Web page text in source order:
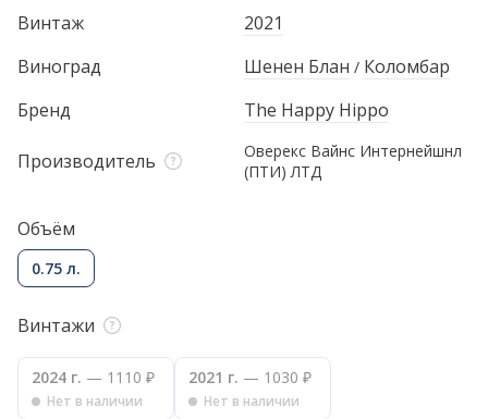
Винтаж
2021
Виноград
Шенен Блан / Коломбар
Бренд
The Happy Hippo
Производитель
Оверекс Вайнс Интернейшнл
(ПТИ) ЛТД
Объём
0.75 л.
Винтажи
2024 г. — 1110 ₽
Нет в наличии
2021 г. — 1030 ₽
Нет в наличии